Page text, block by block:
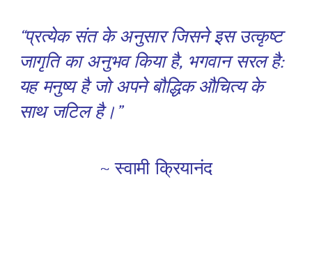
“प्रत्येक संत के अनुसार जिसने इस उत्कृष्ट
जागृति का अनुभव किया है, भगवान सरल है:
यह मनुष्य है जो अपने बौद्धिक औचित्य के
साथ ज‌टिल है।”
~ स्वामी क्रियानंद